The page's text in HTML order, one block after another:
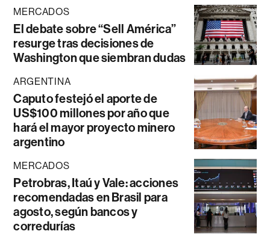
MERCADOS
El debate sobre “Sell América”
resurge tras decisiones de
Washington que siembran dudas
ARGENTINA
Caputo festejó el aporte de
US$100 millones por año que
hará el mayor proyecto minero
argentino
MERCADOS
Petrobras, Itaú y Vale: acciones
recomendadas en Brasil para
agosto, según bancos y
corredurías